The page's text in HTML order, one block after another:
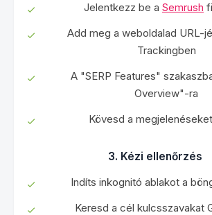
Jelentkezz be a Semrush
Add meg a weboldalad URL-
Trackingben
A "SERP Features"
Overview"-ra
Kövesd a
3. Kézi ellenőrzés
Indíts inkognitó ablakot a
Keresd a cél kulcsszavakat